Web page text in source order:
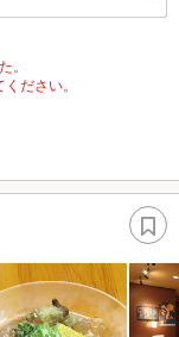
。
ださい。